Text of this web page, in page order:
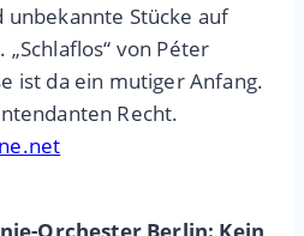
Stücke auf
von Péter
ist da ein mutiger Anfang.
Recht.